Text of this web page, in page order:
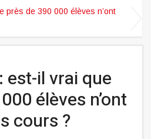
près de 390 000 élèves n’ont
il vrai que
élèves n’ont
cours ?